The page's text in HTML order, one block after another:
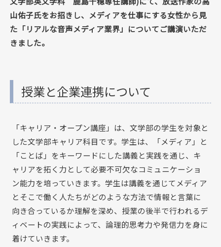
山佑子氏をお招きし、メディアを仕事にする女性から見
た「リアルな音声メディア業界」についてご講演いただ
きました。
授業と企業連携について
「キャリア・オープン講座」は、文学部の学生を対象と
した文学部キャリア科目です。学生は、「メディア」と
「ことば」をキーワードにした講義と実践を通じ、キ
ャリアを拓く力として必要不可欠なコミュニケーショ
ン能力を培っていきます。学生は講義を通じてメディア
とそこで働く人たちがどのような方法で情報と言葉に
向き合っているか理解を深め、授業の後半で行われるデ
ィベートの実践によって、論理的思考力や発信力を身に
着けていきます。